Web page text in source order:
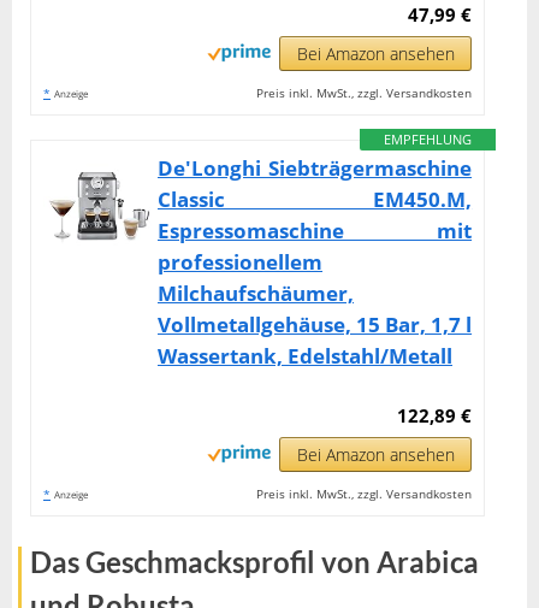
47,99 €
Bei Amazon ansehen
* Anzeige Preis inkl. MwSt., zzgl. Versandkosten
EMPFEHLUNG
De'Longhi Siebträgermaschine
Classic EM450.M,
Espressomaschine mit
professionellem
Milchaufschäumer,
Vollmetallgehäuse, 15 Bar, 1,7 l
Wassertank, Edelstahl/Metall
122,89 €
Bei Amazon ansehen
* Anzeige Preis inkl. MwSt., zzgl. Versandkosten
Das Geschmacksprofil von Arabica